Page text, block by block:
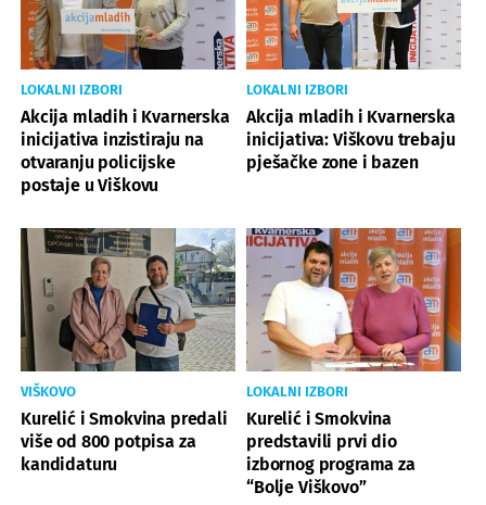
LOKALNI IZBORI
Akcija mladih i Kvarnerska
inicijativa inzistiraju na
otvaranju policijske
postaje u Viškovu
LOKALNI IZBORI
Akcija mladih i Kvarnerska
inicijativa: Viškovu trebaju
pješačke zone i bazen
VIŠKOVO
Kurelić i Smokvina predali
više od 800 potpisa za
kandidaturu
LOKALNI IZBORI
Kurelić i Smokvina
predstavili prvi dio
izbornog programa za
“Bolje Viškovo”